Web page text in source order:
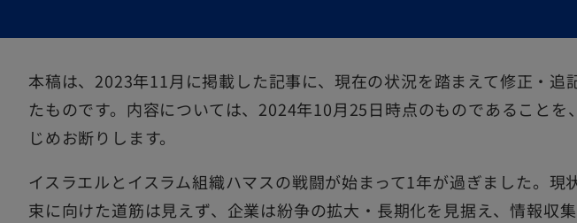
開
開
開
本稿は、2023年11月に掲載した記事に、現在の状況を踏まえて修正・追
たものです。内容については、2024年10月25日時点のものであることを
じめお断りします。
イスラエルとイスラム組織ハマスの戦闘が始まって1年が過ぎました。現
束に向けた道筋は見えず、企業は紛争の拡大・長期化を見据え、情報収